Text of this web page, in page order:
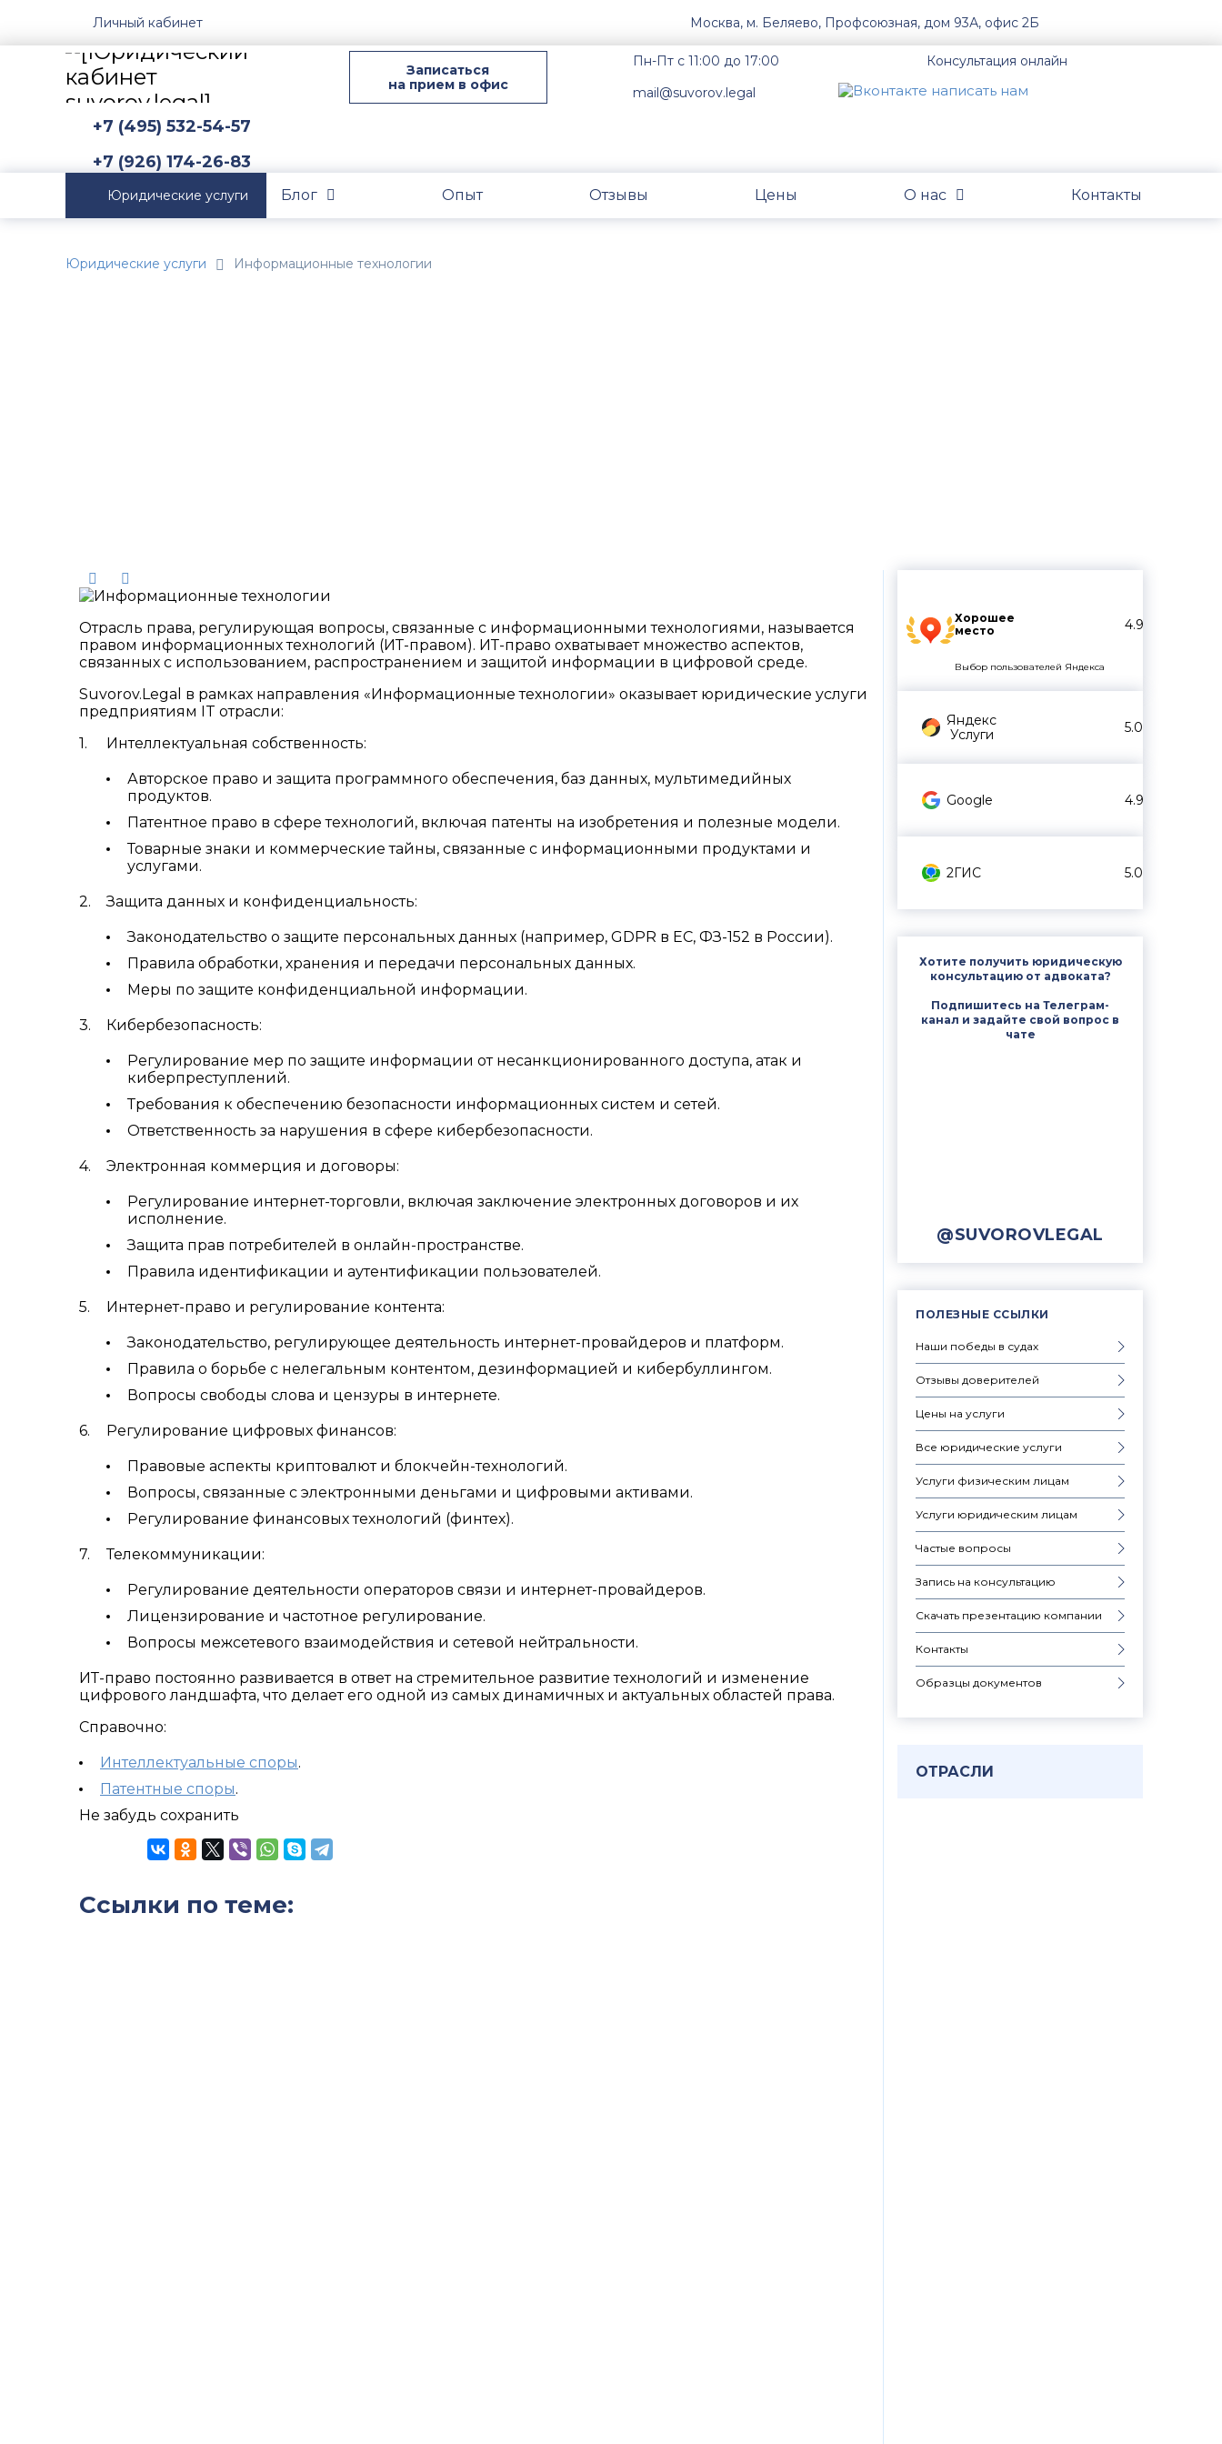
Личный кабинет Москва, м. Беляево, Профсоюзная, дом 93А, офис 2Б
Записаться
на прием в офис
Пн-Пт с 11:00 до 17:00
mail@suvorov.legal
Консультация онлайн
+7 (495) 532-54-57
+7 (926) 174-26-83
Юридические услуги Блог Опыт Отзывы Цены О нас Контакты
Юридические услуги Информационные технологии
Хорошее
место
4.9
Выбор пользователей Яндекса
Яндекс
Услуги
5.0
Google 4.9
2ГИС 5.0
Хотите получить юридическую
консультацию от адвоката?
Подпишитесь на Телеграм-
канал и задайте свой вопрос в
чате
@SUVOROVLEGAL
ПОЛЕЗНЫЕ ССЫЛКИ
Наши победы в судах
Отзывы доверителей
Цены на услуги
Все юридические услуги
Услуги физическим лицам
Услуги юридическим лицам
Частые вопросы
Запись на консультацию
Скачать презентацию компании
Контакты
Образцы документов
ОТРАСЛИ
Отрасль права, регулирующая вопросы, связанные с информационными технологиями, называется
правом информационных технологий (ИТ-правом). ИТ-право охватывает множество аспектов,
связанных с использованием, распространением и защитой информации в цифровой среде.
Suvorov.Legal в рамках направления «Информационные технологии» оказывает юридические услуги
предприятиям IT отрасли:
Интеллектуальная собственность:
Авторское право и защита программного обеспечения, баз данных, мультимедийных
продуктов.
Патентное право в сфере технологий, включая патенты на изобретения и полезные модели.
Товарные знаки и коммерческие тайны, связанные с информационными продуктами и
услугами.
Защита данных и конфиденциальность:
Законодательство о защите персональных данных (например, GDPR в ЕС, ФЗ-152 в России).
Правила обработки, хранения и передачи персональных данных.
Меры по защите конфиденциальной информации.
Кибербезопасность:
Регулирование мер по защите информации от несанкционированного доступа, атак и
киберпреступлений.
Требования к обеспечению безопасности информационных систем и сетей.
Ответственность за нарушения в сфере кибербезопасности.
Электронная коммерция и договоры:
Регулирование интернет-торговли, включая заключение электронных договоров и их
исполнение.
Защита прав потребителей в онлайн-пространстве.
Правила идентификации и аутентификации пользователей.
Интернет-право и регулирование контента:
Законодательство, регулирующее деятельность интернет-провайдеров и платформ.
Правила о борьбе с нелегальным контентом, дезинформацией и кибербуллингом.
Вопросы свободы слова и цензуры в интернете.
Регулирование цифровых финансов:
Правовые аспекты криптовалют и блокчейн-технологий.
Вопросы, связанные с электронными деньгами и цифровыми активами.
Регулирование финансовых технологий (финтех).
Телекоммуникации:
Регулирование деятельности операторов связи и интернет-провайдеров.
Лицензирование и частотное регулирование.
Вопросы межсетевого взаимодействия и сетевой нейтральности.
ИТ-право постоянно развивается в ответ на стремительное развитие технологий и изменение
цифрового ландшафта, что делает его одной из самых динамичных и актуальных областей права.
Справочно:
Интеллектуальные споры.
Патентные споры.
Не забудь сохранить
Ссылки по теме: